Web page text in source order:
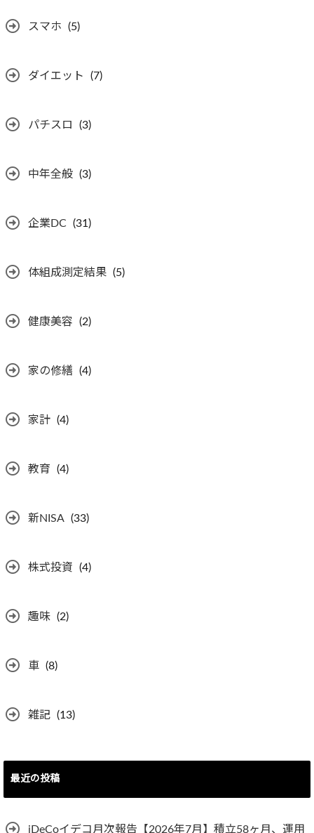
スマホ (5)
ダイエット (7)
パチスロ (3)
中年全般 (3)
企業DC (31)
体組成測定結果 (5)
健康美容 (2)
家の修繕 (4)
家計 (4)
教育 (4)
新NISA (33)
株式投資 (4)
趣味 (2)
車 (8)
雑記 (13)
最近の投稿
iDeCoイデコ月次報告【2026年7月】積立58ヶ月、運用